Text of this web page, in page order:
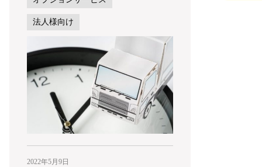
法人様向け
2022年5月9日